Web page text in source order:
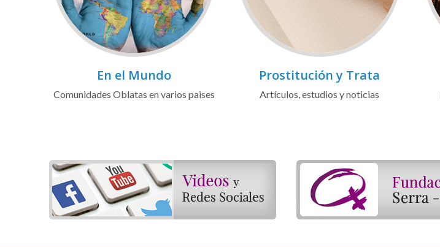
En el Mundo
Comunidades Oblatas en varios paises
Prostitución y Trata
Artículos, estudios y noticias